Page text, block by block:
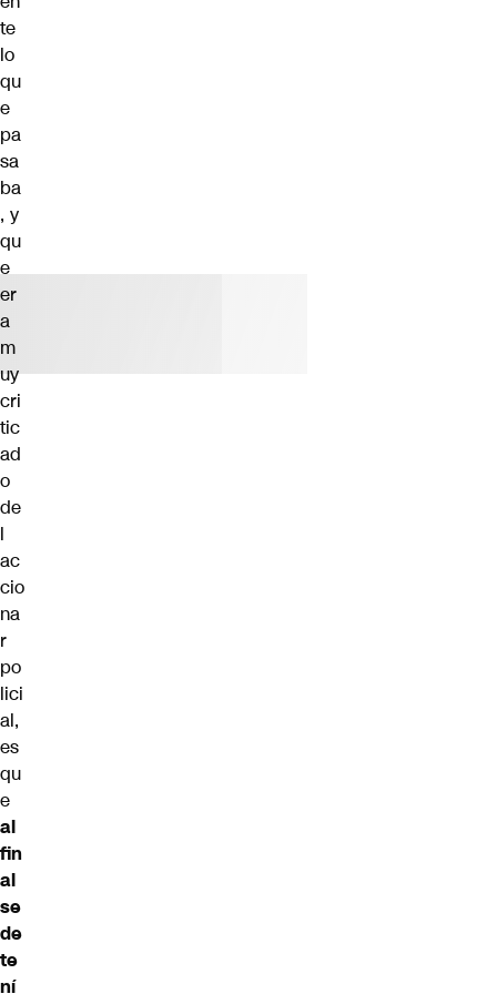
te
lo
qu
e
pa
sa
ba
, y
qu
e
er
a
m
uy
cri
tic
ad
o
de
l
ac
cio
na
r
po
lici
al,
es
qu
e
al
fin
al
se
de
te
ní